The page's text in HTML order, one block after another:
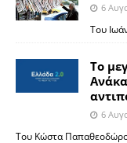
6
Του
Το
6
Του Κώστα